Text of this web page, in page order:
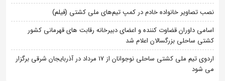
نصب تصاویر خانواده خادم در کمپ تیم‌های ملی کشتی (فیلم)
اسامی داوران قضاوت کننده و اعضای دبیرخانه رقابت های قهرمانی کشور
کشتی ساحلی بزرگسالان اعلام شد
اردوی تیم ملی کشتی ساحلی نوجوانان از 17 مرداد در آذربایجان شرقی برگزار
می شود